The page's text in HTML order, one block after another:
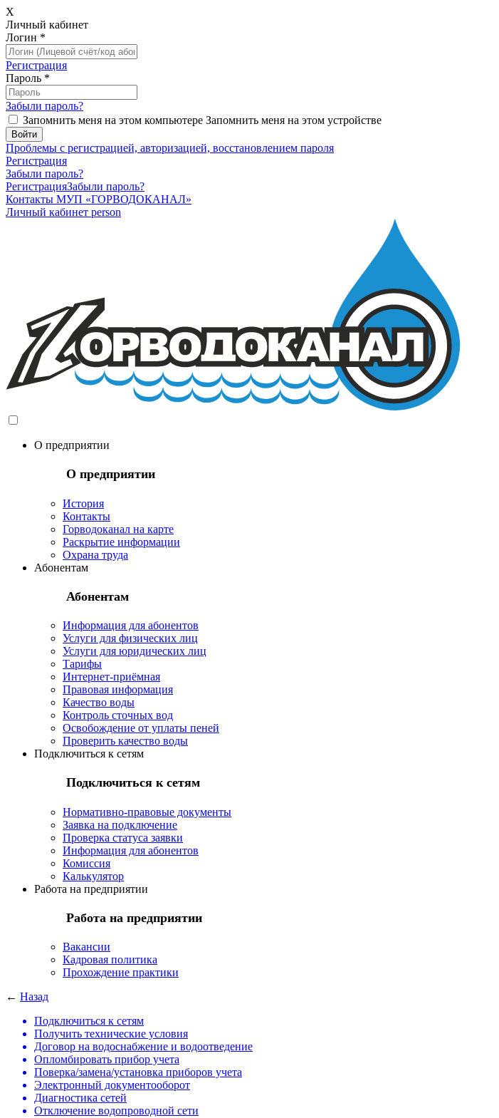
X
Личный кабинет
Логин *
Регистрация
Пароль *
Забыли пароль?
Запомнить меня на этом компьютере Запомнить меня на этом устройстве
Проблемы с регистрацией, авторизацией, восстановлением пароля
Регистрация
Забыли пароль?
РегистрацияЗабыли пароль?
Контакты МУП «ГОРВОДОКАНАЛ»
Личный кабинет person
О предприятии
О предприятии
История
Контакты
Горводоканал на карте
Раскрытие информации
Охрана труда
Абонентам
Абонентам
Информация для абонентов
Услуги для физических лиц
Услуги для юридических лиц
Тарифы
Интернет-приёмная
Правовая информация
Качество воды
Контроль сточных вод
Освобождение от уплаты пеней
Проверить качество воды
Подключиться к сетям
Подключиться к сетям
Нормативно-правовые документы
Заявка на подключение
Проверка статуса заявки
Информация для абонентов
Комиссия
Калькулятор
Работа на предприятии
Работа на предприятии
Вакансии
Кадровая политика
Прохождение практики
← Назад
Подключиться к сетям
Получить технические условия
Договор на водоснабжение и водоотведение
Опломбировать прибор учета
Поверка/замена/установка приборов учета
Электронный документооборот
Диагностика сетей
Отключение водопроводной сети